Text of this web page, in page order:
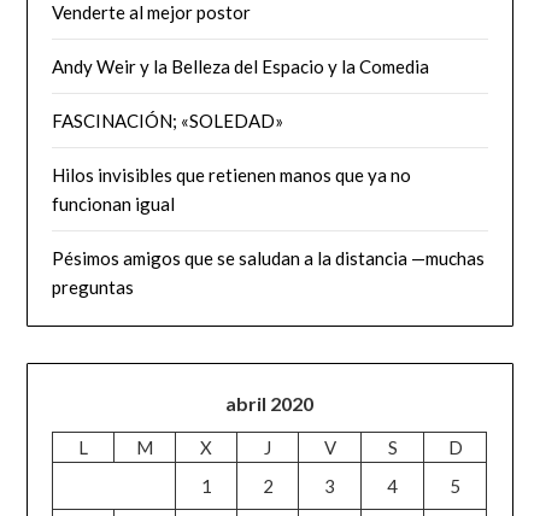
Venderte al mejor postor
Andy Weir y la Belleza del Espacio y la Comedia
FASCINACIÓN; «SOLEDAD»
Hilos invisibles que retienen manos que ya no
funcionan igual
Pésimos amigos que se saludan a la distancia —muchas
preguntas
abril 2020
L M X J V S
D
1
2 3 4 5